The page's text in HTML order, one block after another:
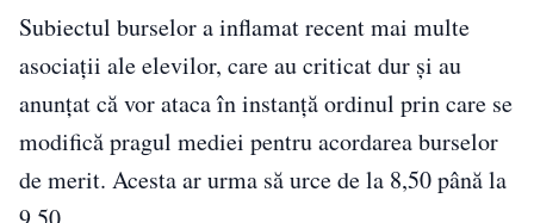
Subiectul burselor a inflamat recent mai multe
asociaţii ale elevilor, care au criticat dur şi au
anunţat că vor ataca în instanţă ordinul prin care se
modifică pragul mediei pentru acordarea burselor
de merit. Acesta ar urma să urce de la 8,50 până la